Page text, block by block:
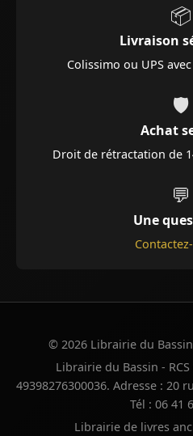
📦
Livraison
Colissimo ou UPS
🛡️
Achat
Droit de rétractation de
💬
Une
© 2026 Librairie du
Librairie du Bassin -
49398276300036. Adresse : 20
Tél : 06 41
Librairie de livres